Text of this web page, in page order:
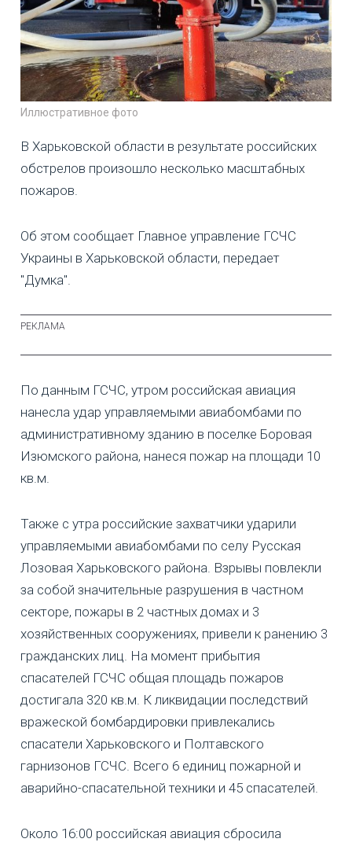
Иллюстративное фото
В Харьковской области в результате российских
обстрелов произошло несколько масштабных
пожаров.
Об этом сообщает Главное управление ГСЧС
Украины в Харьковской области, передает
"Думка".
По данным ГСЧС, утром российская авиация
нанесла удар управляемыми авиабомбами по
административному зданию в поселке Боровая
Изюмского района, нанеся пожар на площади 10
кв.м.
Также с утра российские захватчики ударили
управляемыми авиабомбами по селу Русская
Лозовая Харьковского района. Взрывы повлекли
за собой значительные разрушения в частном
секторе, пожары в 2 частных домах и 3
хозяйственных сооружениях, привели к ранению 3
гражданских лиц. На момент прибытия
спасателей ГСЧС общая площадь пожаров
достигала 320 кв.м. К ликвидации последствий
вражеской бомбардировки привлекались
спасатели Харьковского и Полтавского
гарнизонов ГСЧС. Всего 6 единиц пожарной и
аварийно-спасательной техники и 45 спасателей.
Около 16:00 российская авиация сбросила